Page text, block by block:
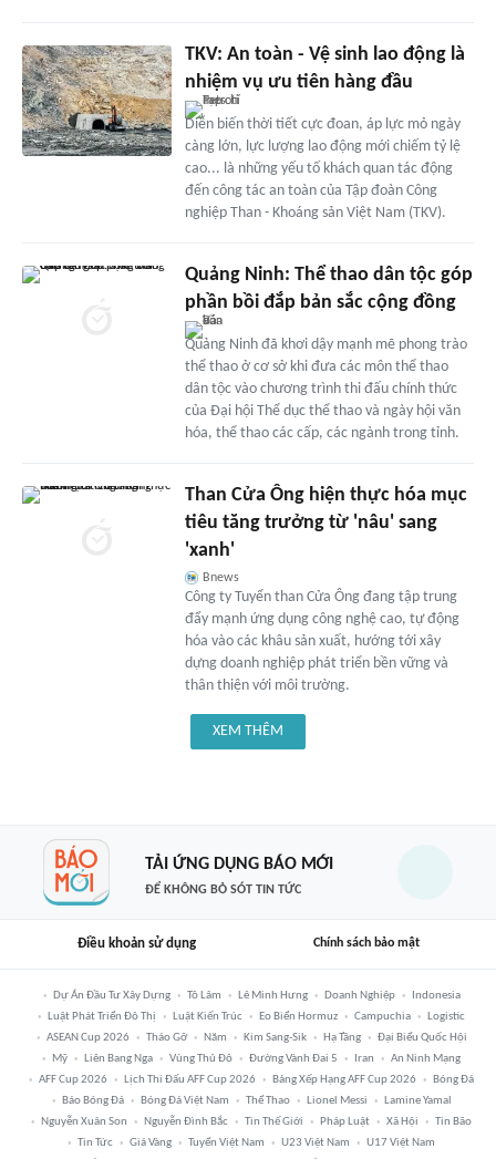
TKV: An toàn - Vệ sinh lao động là
nhiệm vụ ưu tiên hàng đầu
Diễn biến thời tiết cực đoan, áp lực mỏ ngày
càng lớn, lực lượng lao động mới chiếm tỷ lệ
cao... là những yếu tố khách quan tác động
đến công tác an toàn của Tập đoàn Công
nghiệp Than - Khoáng sản Việt Nam (TKV).
Quảng Ninh: Thể thao dân tộc góp
phần bồi đắp bản sắc cộng đồng
Quảng Ninh đã khơi dậy mạnh mẽ phong trào
thể thao ở cơ sở khi đưa các môn thể thao
dân tộc vào chương trình thi đấu chính thức
của Đại hội Thể dục thể thao và ngày hội văn
hóa, thể thao các cấp, các ngành trong tỉnh.
Than Cửa Ông hiện thực hóa mục
tiêu tăng trưởng từ 'nâu' sang
'xanh'
Bnews
Công ty Tuyển than Cửa Ông đang tập trung
đẩy mạnh ứng dụng công nghệ cao, tự động
hóa vào các khâu sản xuất, hướng tới xây
dựng doanh nghiệp phát triển bền vững và
thân thiện với môi trường.
XEM THÊM
TẢI ỨNG DỤNG BÁO MỚI
ĐỂ KHÔNG BỎ SÓT TIN TỨC
Điều khoản sử dụng Chính sách bảo mật
Dự Án Đầu Tư Xây Dựng Tô Lâm Lê Minh Hưng Doanh Nghiệp
Indonesia
Luật Phát Triển Đô Thị
Luật Kiến Trúc Eo Biển Hormuz Campuchia
Logistic
ASEAN Cup 2026
Tháo Gỡ Năm Kim Sang-Sik Hạ Tầng
Đại Biểu Quốc Hội
Mỹ
Liên Bang Nga Vùng Thủ Đô Đường Vành Đai 5 Iran
An Ninh Mạng
AFF Cup 2026
Lịch Thi Đấu AFF Cup 2026 Bảng Xếp Hạng AFF Cup 2026
Bóng Đá
Báo Bóng Đá
Bóng Đá Việt Nam Thể Thao Lionel Messi
Lamine Yamal
Nguyễn Xuân Son
Nguyễn Đình Bắc Tin Thế Giới Pháp Luật Xã Hội
Tin Bão
Tin Tức
Giá Vàng Tuyển Việt Nam U23 Việt Nam
U17 Việt Nam